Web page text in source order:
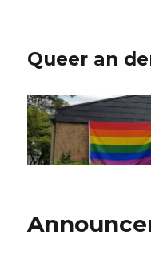
Queer an